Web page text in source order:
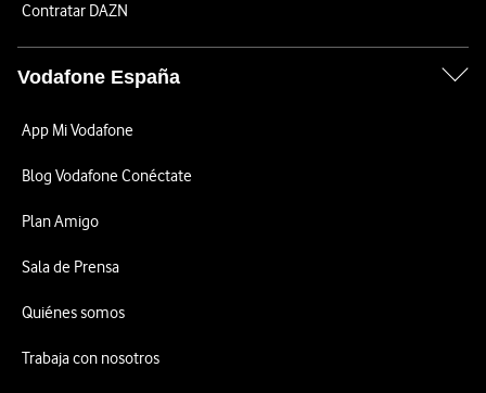
Contratar DAZN
Vodafone España
App Mi Vodafone
Blog Vodafone Conéctate
Plan Amigo
Sala de Prensa
Quiénes somos
Trabaja con nosotros